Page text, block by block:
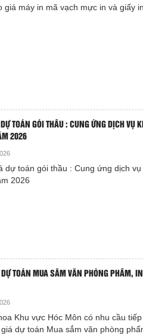
giá máy in mã vạch mực in và giấy in
TOÁN GÓI THẦU : CUNG ỨNG DỊCH VỤ
2026
dự toán gói thầu : Cung ứng dịch
2026
DỰ TOÁN MUA SẮM VĂN PHÒNG PHẨM,
Khu vực Hóc Môn có nhu cầu
dự toán Mua sắm văn phòng